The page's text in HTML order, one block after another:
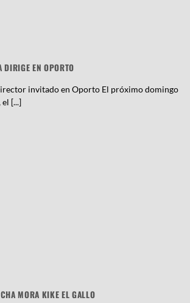
EN OPORTO
invitado en Oporto El próximo domingo
[...]
MORA KIKE EL GALLO